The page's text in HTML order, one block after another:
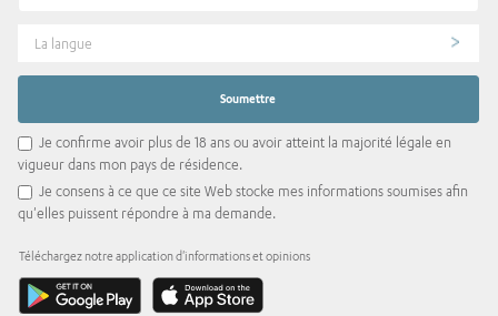
La langue
Je confirme avoir plus de 18 ans ou avoir atteint la majorité légale en
vigueur dans mon pays de résidence.
Je consens à ce que ce site Web stocke mes informations soumises afin
qu'elles puissent répondre à ma demande.
Téléchargez notre application d'informations et opinions